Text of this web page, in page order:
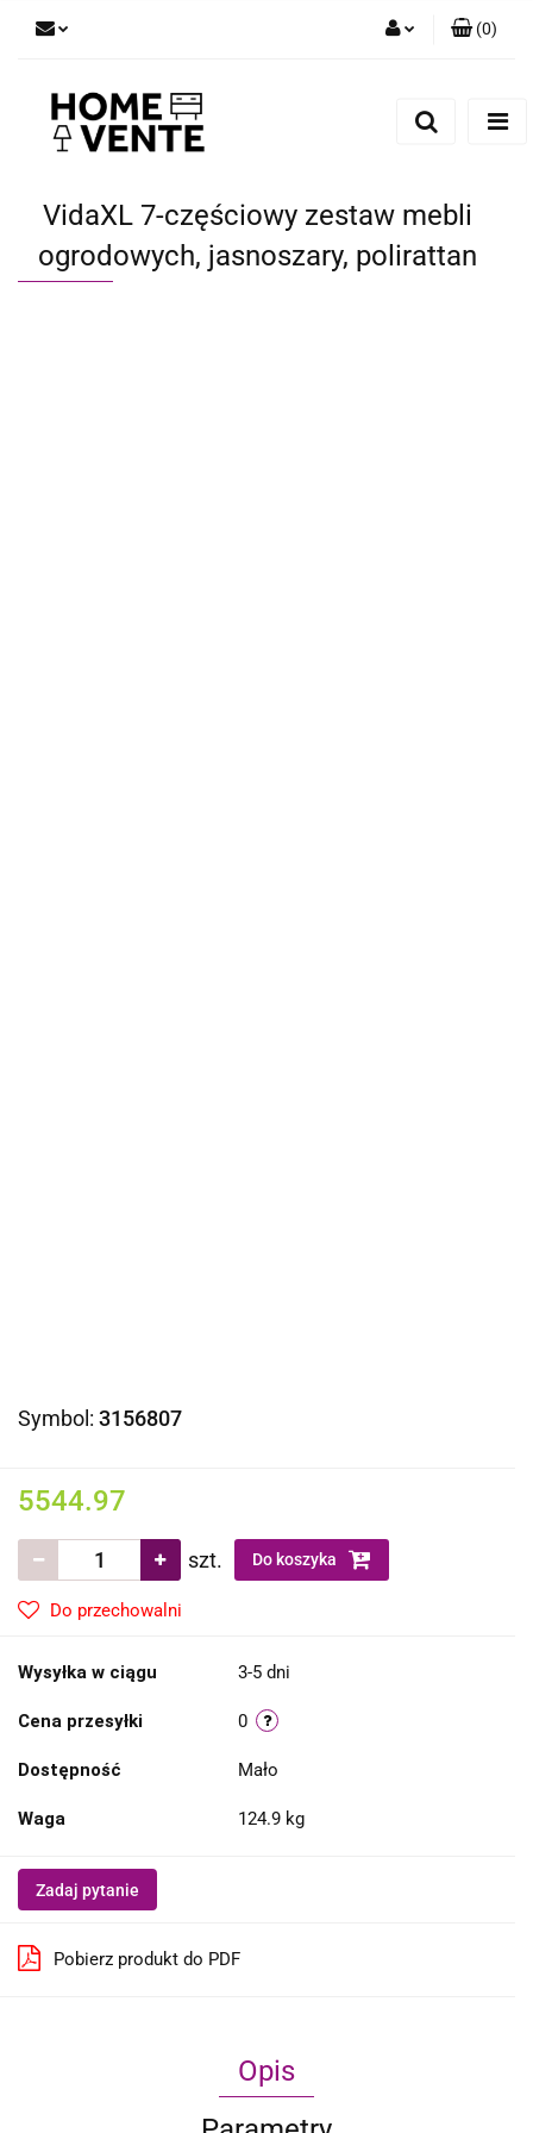
(0)
VidaXL 7-częściowy zestaw mebli
ogrodowych, jasnoszary, polirattan
Symbol: 3156807
5544.97
szt. Do koszyka
Do przechowalni
Wysyłka w ciągu 3-5 dni
Cena przesyłki 0
Dostępność Mało
Waga 124.9 kg
Zadaj pytanie
Pobierz produkt do PDF
Opis